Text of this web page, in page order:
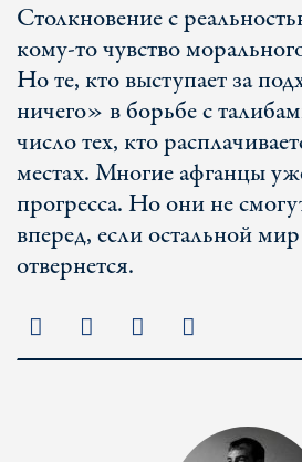
Столкновение с
кому-то чувство
Но те, кто выступает за
ничего» в борьбе с
число тех, кто
местах. Многие афганцы
прогресса. Но они не
вперед, если остальной
отвернется.